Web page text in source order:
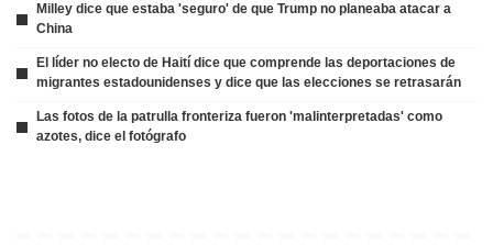
Milley dice que estaba 'seguro' de que Trump no planeaba atacar a
China
El líder no electo de Haití dice que comprende las deportaciones de
migrantes estadounidenses y dice que las elecciones se retrasarán
Las fotos de la patrulla fronteriza fueron 'malinterpretadas' como
azotes, dice el fotógrafo